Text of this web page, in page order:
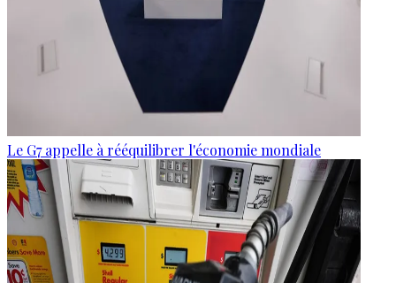
Le G7 appelle à rééquilibrer l'économie mondiale